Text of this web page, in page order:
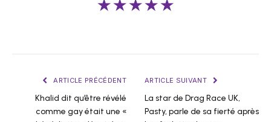
★★★★★
ARTICLE PRÉCÉDENT
Khalid dit qu’être révélé
comme gay était une «
ARTICLE SUIVANT
La star de Drag Race UK,
Pasty, parle de sa fierté après